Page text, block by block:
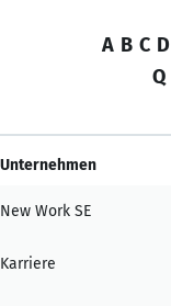
A B C D
Q
Unternehmen
New Work SE
Karriere